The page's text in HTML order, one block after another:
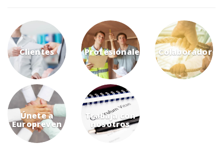
Clientes Profesionales Colaboradores
Únete a
Europreven
Trabaja con
nosotros